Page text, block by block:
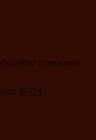
sparas och
för FFC:s